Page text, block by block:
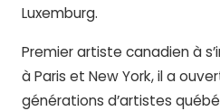
Luxemburg.
Premier artiste canadien à
à Paris et New York, il a
générations d’artistes